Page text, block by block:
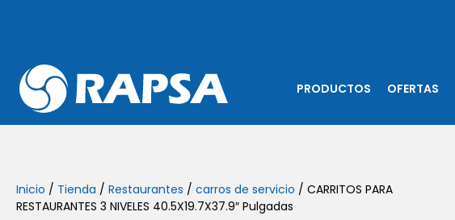
PRODUCTOS OFERTAS
Inicio / Tienda / Restaurantes / carros de servicio / CARRITOS PARA
RESTAURANTES 3 NIVELES 40.5X19.7X37.9″ Pulgadas